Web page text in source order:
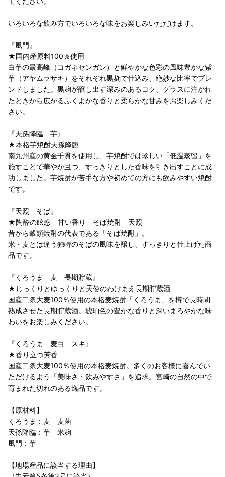
いろいろな飲み方でいろいろな味をお楽しみいただけます。
『風門』
★国内産原料100％使用
白芋の最高峰（コガネセンガン）と鮮やかな色彩の風味豊かな紫
芋（アヤムラサキ）をそれぞれ黒麹で仕込み、絶妙な比率でブレ
ンドしました。黒麹が醸し出す深みのあるコク、グラスに注がれ
たときから広がるふくよかな香りと柔らかな甘みをお楽しみくだ
さい。
『天孫降臨 芋』
★本格芋焼酎天孫降臨
南九州産の黄金千貫を使用し、芋焼酎では珍しい「低温蒸留」を
施すことで華やか且つ、すっきりとした香味を引き出すことに成
功しました。芋焼酎が苦手な方や初めての方にも飲みやすい焼酎
です。
『天照 そば』
★陶酔の眩惑 甘い香り そば焼酎 天照
昔から穀類焼酎の代表である「そば焼酎」。
米・麦とは違う独特のそばの風味を醸し、すっきりと仕上げた商
品です。
『くろうま 麦 長期貯蔵』
★じっくりとゆっくりと天使のわけまえ長期貯蔵酒
国産二条大麦100％使用の本格麦焼酎「くろうま」を樽で長時間
熟成させた長期貯蔵酒。琥珀色の豊かな香りと深いまろやかな味
わいをお楽しみください。
『くろうま 麦白 スキ』
★香り立つ芳香
国産二条大麦100％使用の本格麦焼酎。多くのお客様に喜んでい
ただけるよう「美味さ・飲みやすさ」を追求。宮崎の自然の中で
育まれた切れのある逸品です。
【原材料】
くろうま：麦 麦菌
天孫降臨：芋 米麹
風門：芋
【地場産品に該当する理由】